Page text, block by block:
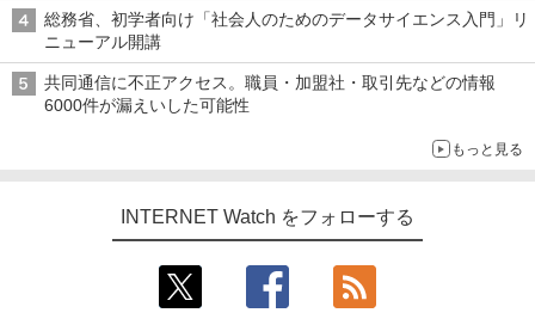
総務省、初学者向け「社会人のためのデータサイエンス入門」リ
ニューアル開講
共同通信に不正アクセス。職員・加盟社・取引先などの情報
6000件が漏えいした可能性
もっと見る
INTERNET Watch をフォローする